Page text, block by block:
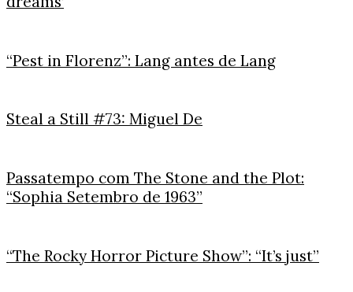
“Pest in Florenz”: Lang antes de Lang
Steal a Still #73: Miguel De
Passatempo com The Stone and the Plot:
“Sophia Setembro de 1963”
“The Rocky Horror Picture Show”: “It’s just”